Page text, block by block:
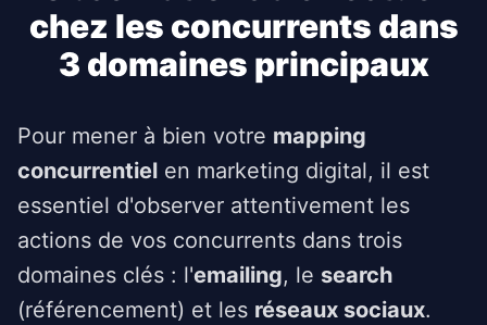
chez les concurrents dans
3 domaines principaux
Pour mener à bien votre mapping
concurrentiel en marketing digital, il est
essentiel d'observer attentivement les
actions de vos concurrents dans trois
domaines clés : l'emailing, le search
(référencement) et les réseaux sociaux.